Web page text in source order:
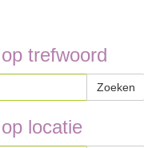
trefwoord
Zoeken
locatie